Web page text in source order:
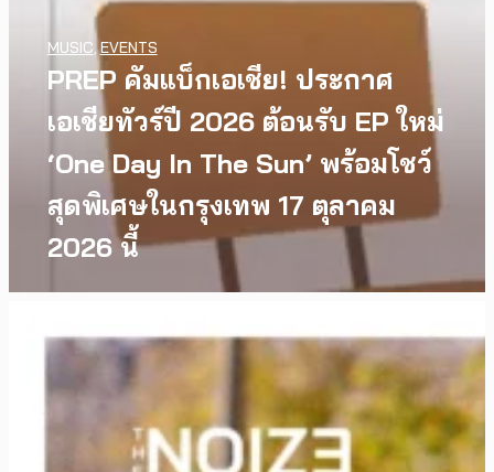
PREP คัมแบ็กเอเชีย! ประกาศ
เอเชียทัวร์ปี 2026 ต้อนรับ EP ใหม่
‘One Day In The Sun’ พร้อมโชว์
สุดพิเศษในกรุงเทพ 17 ตุลาคม
2026 นี้
MUSIC ,EVENTS